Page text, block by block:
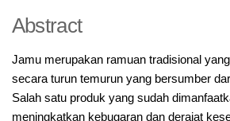
Abstract
Jamu merupakan ramuan tradisional
secara turun temurun yang bersumber
Salah satu produk yang sudah
meningkatkan kebugaran dan derajat